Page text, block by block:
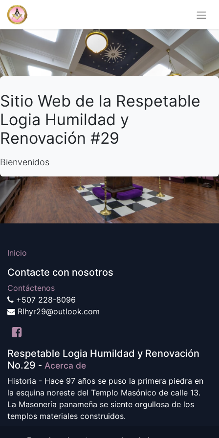
Sitio Web de la Respetable
Logia Humildad y
Renovación #29
Bienvenidos
Inicio
Contacte con nosotros
Contáctenos
+507 228-8096
Rlhyr29@outlook.com
Respetable Logia Humildad y Renovación
No.29 - Acerca de
Historia - Hace 97 años se puso la primera piedra en
la esquina noreste del Templo Masónico de calle 13.
La Masonería panameña se siente orgullosa de los
templos materiales construidos.